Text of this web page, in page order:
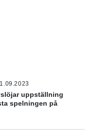
uppställning
spelningen på